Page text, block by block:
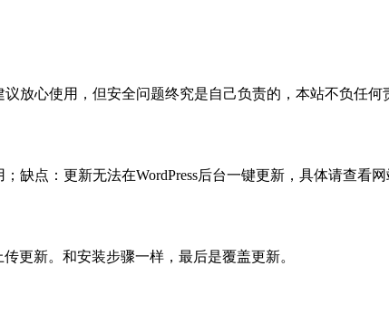
放心使用，但安全问题终究是自己负责的，本站不负任何
缺点：更新无法在WordPress后台一键更新，具体请查看网
更新。和安装步骤一样，最后是覆盖更新。